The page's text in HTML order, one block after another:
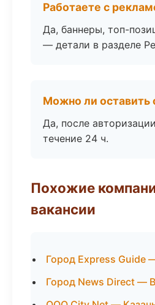
Работаете с
Да, баннеры, топ-
— детали в разделе
Можно ли оставить
Да, после
течение 24 ч.
Похожие
вакансии
Город Express Guide
Город News Direct —